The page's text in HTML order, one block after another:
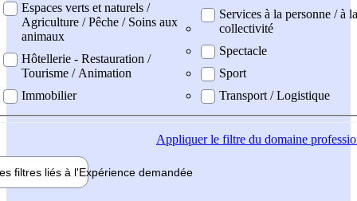
Espaces verts et naturels /
Agriculture / Pêche / Soins aux
animaux
Hôtellerie - Restauration /
Tourisme / Animation
Immobilier
Services à la personne / à la
collectivité
Spectacle
Sport
Transport / Logistique
Appliquerle filtre du domaine
filtres liés à l'Expérience demandée